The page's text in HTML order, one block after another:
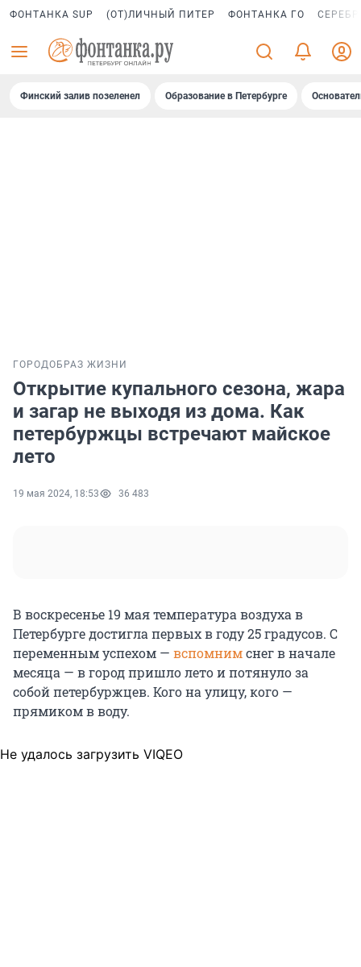
ФОНТАНКА SUP (ОТ)ЛИЧНЫЙ ПИТЕР ФОНТАНКА ГО
Финский залив позеленел Образование в Петербурге
ГОРОДОБРАЗ ЖИЗНИ
Открытие купального сезона, жара
и загар не выходя из дома. Как
петербуржцы встречают майское
лето
19 мая 2024, 18:53 36 483
В воскресенье 19 мая температура воздуха в
Петербурге достигла первых в году 25 градусов. С
переменным успехом — вспомнимснег в начале
месяца — в город пришло лето и потянуло за
собой петербуржцев. Кого на улицу, кого —
прямиком в воду.
Не удалось загрузить VIQEO